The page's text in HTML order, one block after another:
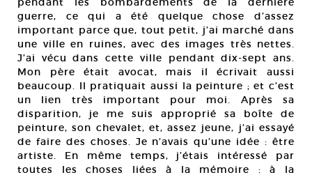
guerre, ce qui a été quelque chose d’assez
important parce que, tout petit, j’ai marché dans
une ville en ruines, avec des images très nettes.
J’ai vécu dans cette ville pendant dix-sept ans.
Mon père était avocat, mais il écrivait aussi
beaucoup. Il pratiquait aussi la peinture ; et c’est
un lien très important pour moi. Après sa
disparition, je me suis approprié sa boîte de
peinture, son chevalet, et, assez jeune, j’ai essayé
de faire des choses. Je n’avais qu’une idée : être
artiste. En même temps, j’étais intéressé par
toutes les choses liées à la mémoire : à la